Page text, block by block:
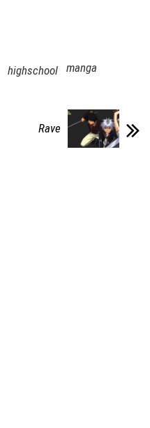
highschool manga
Rave